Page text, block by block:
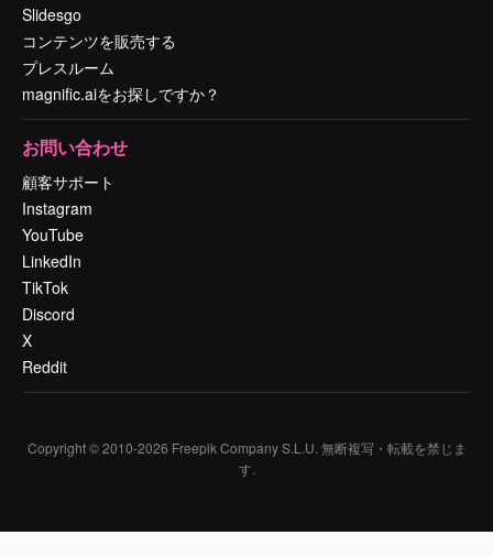
Slidesgo
コンテンツを販売する
プレスルーム
magnific.aiをお探しですか？
お問い合わせ
顧客サポート
Instagram
YouTube
LinkedIn
TikTok
Discord
X
Reddit
Copyright © 2010-2026 Freepik Company S.L.U. 無断複写・転載を禁じま
す.